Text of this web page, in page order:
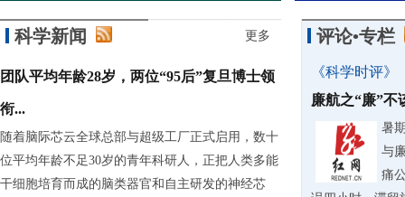
科学新闻 更多
团队平均年龄28岁，两位“95后”复旦博士领
衔...
随着脑际芯云全球总部与超级工厂正式启用，数十
位平均年龄不足30岁的青年科研人，正把人类多能
干细胞培育而成的脑类器官和自主研发的神经芯
评论•专栏
《科学时评》
廉航之“廉”不
暑
与
痛